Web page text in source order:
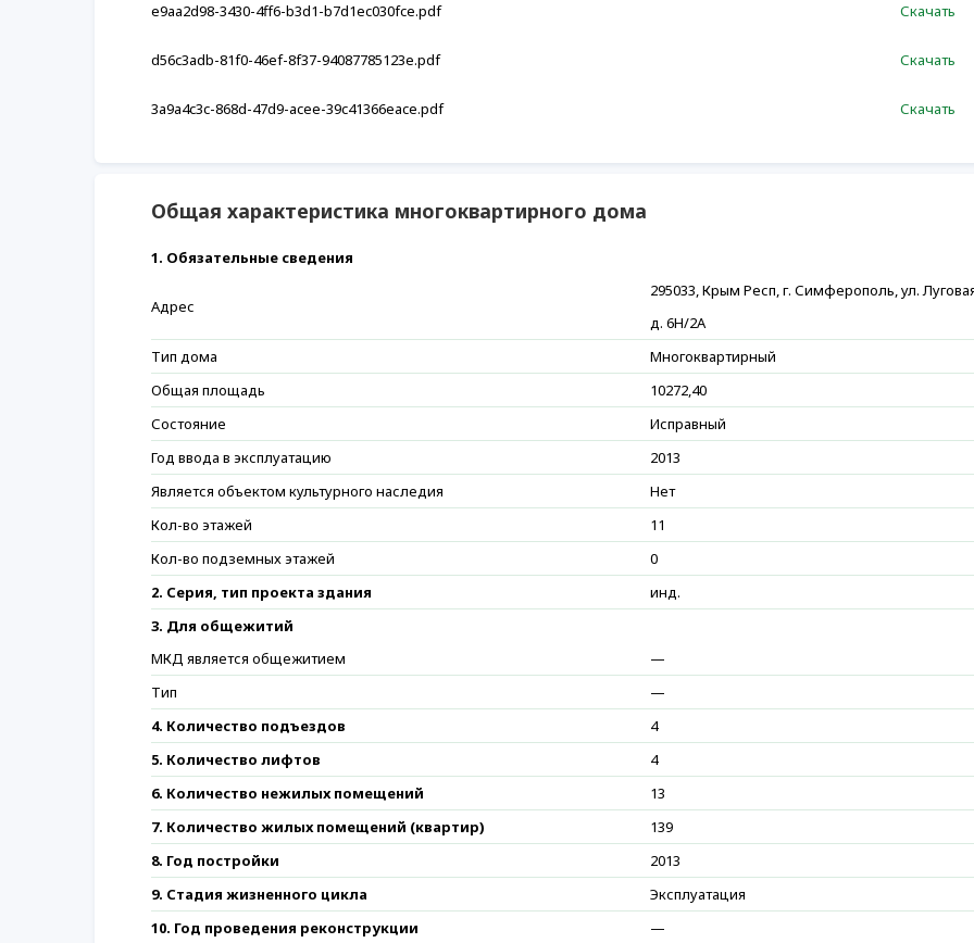
e9aa2d98-3430-4ff6-b3d1-b7d1ec030fce.pdf Скачать
d56c3adb-81f0-46ef-8f37-94087785123e.pdf Скачать
3a9a4c3c-868d-47d9-acee-39c41366eace.pdf Скачать
Общая характеристика многоквартирного дома
1. Обязательные сведения
Адрес
295033, Крым Респ, г. Симферополь, ул.
д. 6Н/2А
Тип дома
Многоквартирный
Общая площадь
10272,40
Состояние
Исправный
Год ввода в эксплуатацию
2013
Является объектом культурного наследия
Нет
Кол-во этажей
11
Кол-во подземных этажей
0
2. Серия, тип проекта здания
инд.
3. Для общежитий
МКД является общежитием
—
Тип
—
4. Количество подъездов
4
5. Количество лифтов
4
6. Количество нежилых помещений
13
7. Количество жилых помещений (квартир)
139
8. Год постройки
2013
9. Стадия жизненного цикла
Эксплуатация
10. Год проведения реконструкции
—